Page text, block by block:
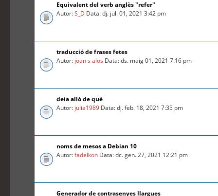
Equivalent del verb anglès "refer"
Autor:S_D Data: dj. jul. 01, 2021 3:42 pm
traducció de frases fetes
Autor: joan s alos Data: ds. maig 01, 2021 7:16 pm
deia allò de què
Autor: julia1989 Data: dj. feb. 18, 2021 7:35 pm
noms de mesos a Debian 10
Autor:fadelkon Data: dc. gen. 27, 2021 12:21 pm
Generador de contrasenyes llargues